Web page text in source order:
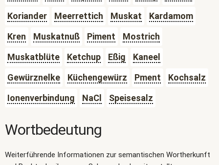
Koriander
Meerrettich Muskat
Kardamom
Kren
Muskatnuß Piment
Mostrich
Muskatblüte
Ketchup Eßig
Kaneel
Gewürznelke
Küchengewürz Pment
Kochsalz
Ionenverbindung
NaCl Speisesalz
Wortbedeutung
Weiterführende Informationen zur semantischen Wortherkunft